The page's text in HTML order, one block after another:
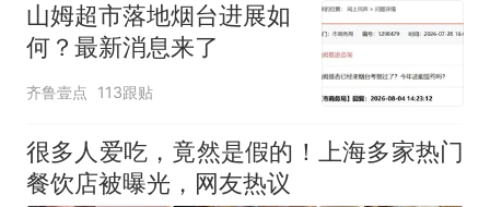
山姆超市落地烟台进展如
何？最新消息来了
齐鲁壹点 113跟贴
很多人爱吃，竟然是假的！上海多家热门
餐饮店被曝光，网友热议